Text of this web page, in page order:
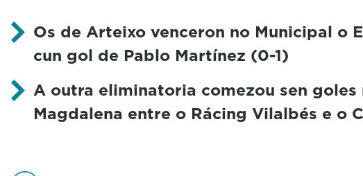
Os de Arteixo venceron no Municipal o
cun gol de Pablo Martínez (0-1)
A outra eliminatoria comezou sen goles
Magdalena entre o Rácing Vilalbés e o